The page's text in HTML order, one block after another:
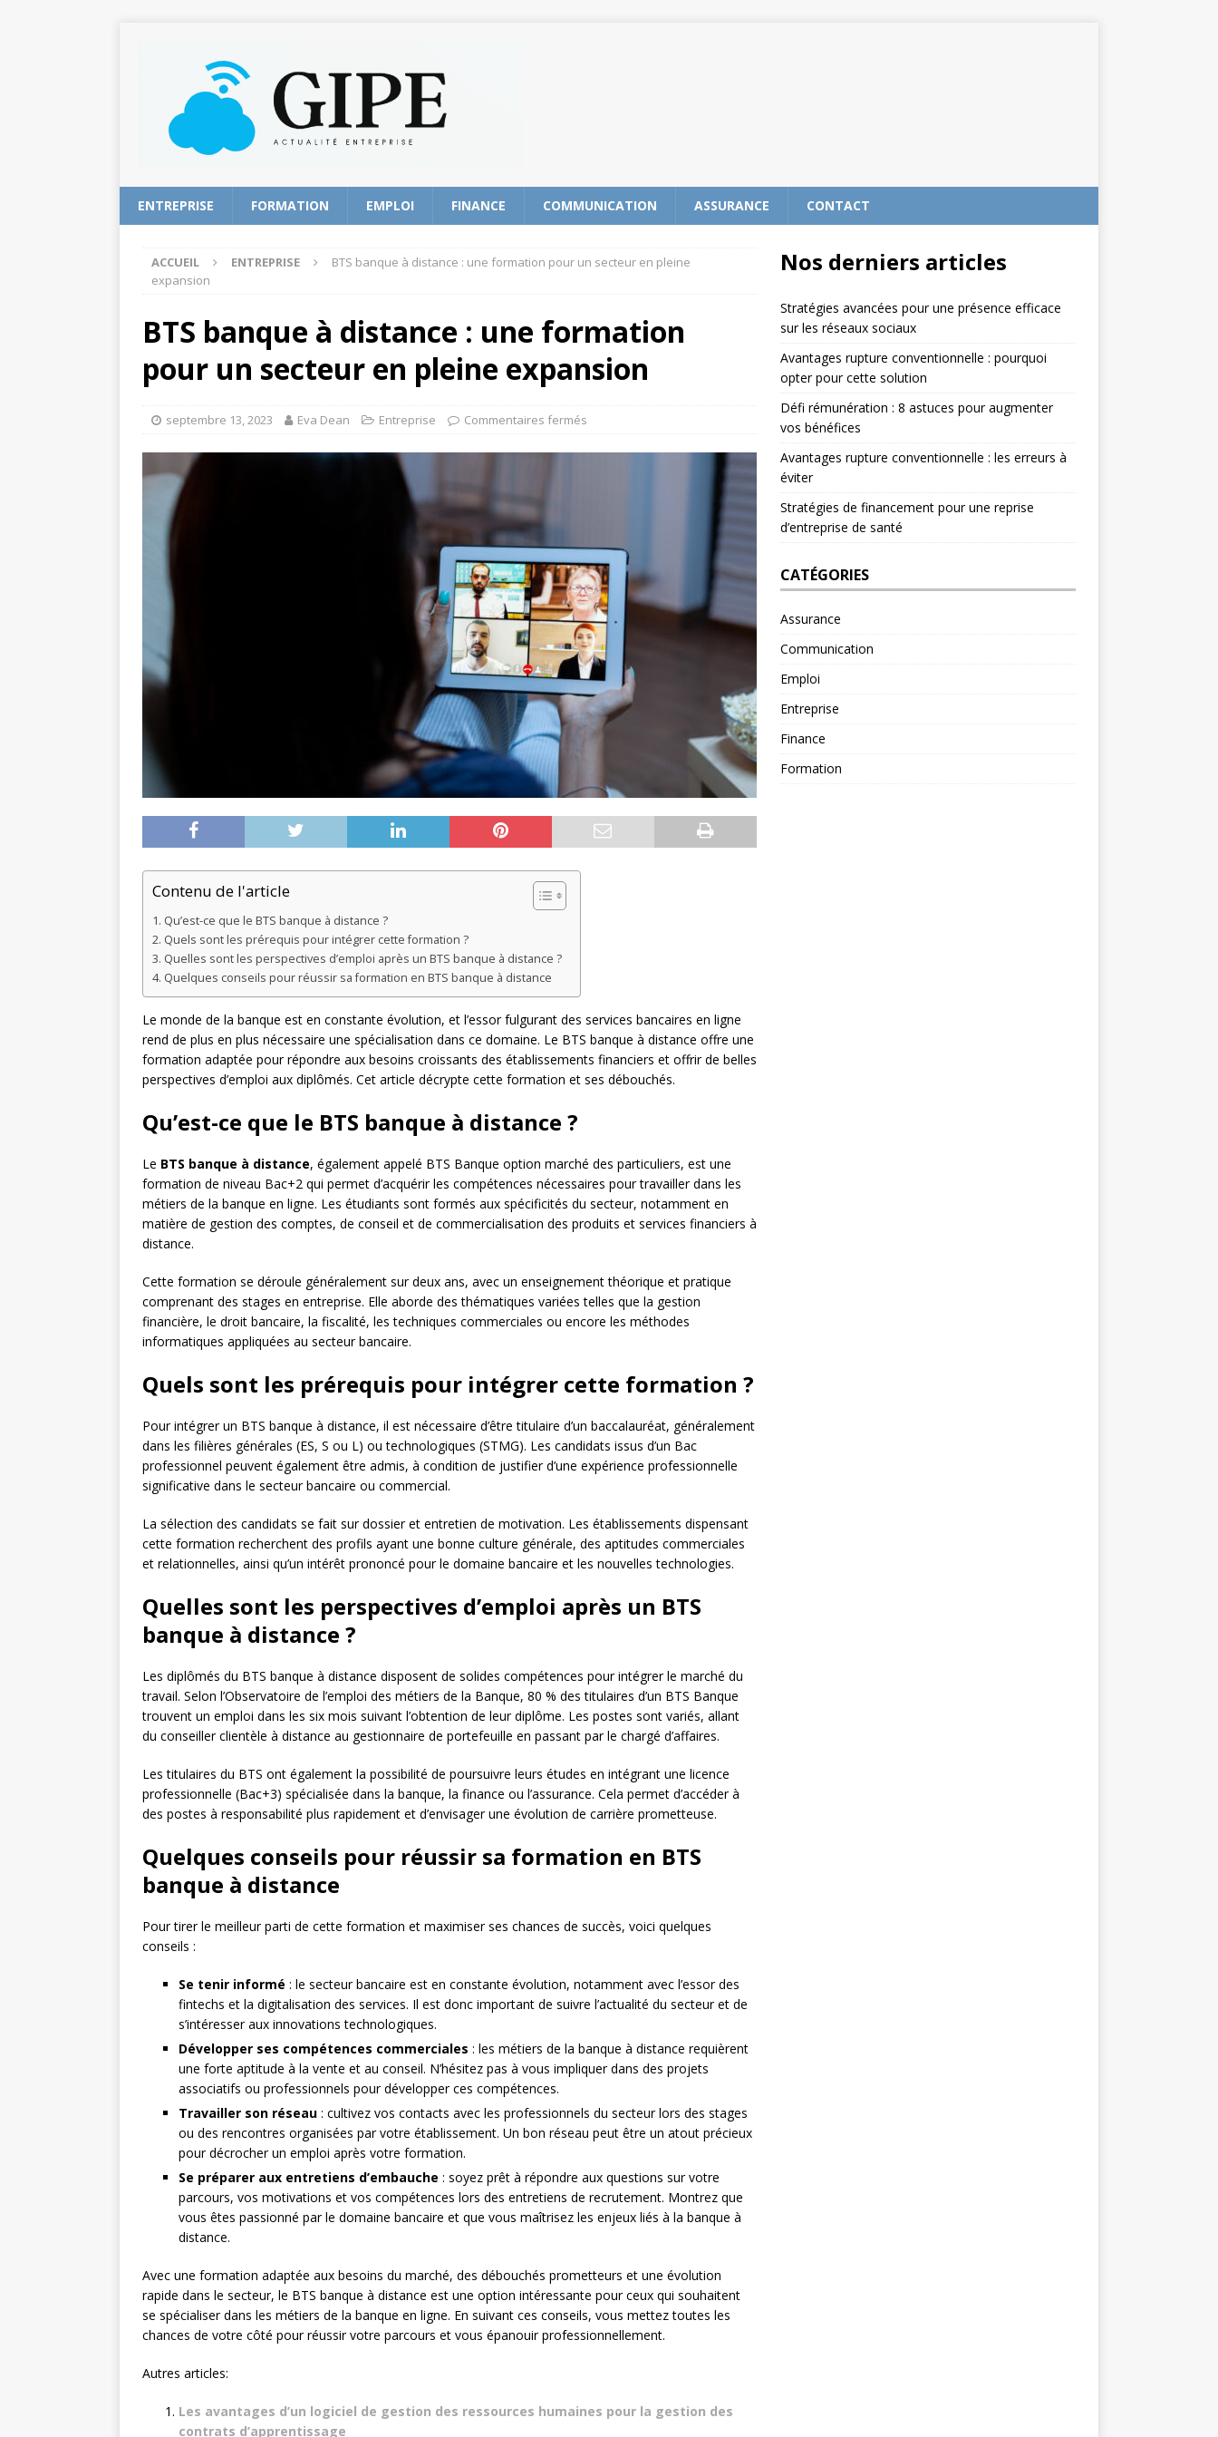
ENTREPRISE FORMATION EMPLOI FINANCE COMMUNICATION ASSURANCE CONTACT
ACCUEIL ENTREPRISE
BTS banque à distance : une formation pour un secteur en pleine
expansion
BTS banque à distance : une formation
pour un secteur en pleine expansion
septembre 13, 2023 Eva Dean Entreprise Commentaires fermés
Contenu de l'article
Qu’est-ce que le BTS banque à distance ?
Quels sont les prérequis pour intégrer cette formation ?
Quelles sont les perspectives d’emploi après un BTS banque à distance ?
Quelques conseils pour réussir sa formation en BTS banque à distance
Le monde de la banque est en constante évolution, et l’essor fulgurant des services bancaires en ligne
rend de plus en plus nécessaire une spécialisation dans ce domaine. Le BTS banque à distance offre une
formation adaptée pour répondre aux besoins croissants des établissements financiers et offrir de belles
perspectives d’emploi aux diplômés. Cet article décrypte cette formation et ses débouchés.
Qu’est-ce que le BTS banque à distance ?
Le BTS banque à distance, également appelé BTS Banque option marché des particuliers, est une
formation de niveau Bac+2 qui permet d’acquérir les compétences nécessaires pour travailler dans les
métiers de la banque en ligne. Les étudiants sont formés aux spécificités du secteur, notamment en
matière de gestion des comptes, de conseil et de commercialisation des produits et services financiers à
distance.
Cette formation se déroule généralement sur deux ans, avec un enseignement théorique et pratique
comprenant des stages en entreprise. Elle aborde des thématiques variées telles que la gestion
financière, le droit bancaire, la fiscalité, les techniques commerciales ou encore les méthodes
informatiques appliquées au secteur bancaire.
Quels sont les prérequis pour intégrer cette formation ?
Pour intégrer un BTS banque à distance, il est nécessaire d’être titulaire d’un baccalauréat, généralement
dans les filières générales (ES, S ou L) ou technologiques (STMG). Les candidats issus d’un Bac
professionnel peuvent également être admis, à condition de justifier d’une expérience professionnelle
significative dans le secteur bancaire ou commercial.
La sélection des candidats se fait sur dossier et entretien de motivation. Les établissements dispensant
cette formation recherchent des profils ayant une bonne culture générale, des aptitudes commerciales
et relationnelles, ainsi qu’un intérêt prononcé pour le domaine bancaire et les nouvelles technologies.
Quelles sont les perspectives d’emploi après un BTS
banque à distance ?
Les diplômés du BTS banque à distance disposent de solides compétences pour intégrer le marché du
travail. Selon l’Observatoire de l’emploi des métiers de la Banque, 80 % des titulaires d’un BTS Banque
trouvent un emploi dans les six mois suivant l’obtention de leur diplôme. Les postes sont variés, allant
du conseiller clientèle à distance au gestionnaire de portefeuille en passant par le chargé d’affaires.
Les titulaires du BTS ont également la possibilité de poursuivre leurs études en intégrant une licence
professionnelle (Bac+3) spécialisée dans la banque, la finance ou l’assurance. Cela permet d’accéder à
des postes à responsabilité plus rapidement et d’envisager une évolution de carrière prometteuse.
Quelques conseils pour réussir sa formation en BTS
banque à distance
Pour tirer le meilleur parti de cette formation et maximiser ses chances de succès, voici quelques
conseils :
Se tenir informé : le secteur bancaire est en constante évolution, notamment avec l’essor des
fintechs et la digitalisation des services. Il est donc important de suivre l’actualité du secteur et de
s’intéresser aux innovations technologiques.
Développer ses compétences commerciales : les métiers de la banque à distance requièrent
une forte aptitude à la vente et au conseil. N’hésitez pas à vous impliquer dans des projets
associatifs ou professionnels pour développer ces compétences.
Travailler son réseau : cultivez vos contacts avec les professionnels du secteur lors des stages
ou des rencontres organisées par votre établissement. Un bon réseau peut être un atout précieux
pour décrocher un emploi après votre formation.
Se préparer aux entretiens d’embauche : soyez prêt à répondre aux questions sur votre
parcours, vos motivations et vos compétences lors des entretiens de recrutement. Montrez que
vous êtes passionné par le domaine bancaire et que vous maîtrisez les enjeux liés à la banque à
distance.
Avec une formation adaptée aux besoins du marché, des débouchés prometteurs et une évolution
rapide dans le secteur, le BTS banque à distance est une option intéressante pour ceux qui souhaitent
se spécialiser dans les métiers de la banque en ligne. En suivant ces conseils, vous mettez toutes les
chances de votre côté pour réussir votre parcours et vous épanouir professionnellement.
Autres articles:
Les avantages d’un logiciel de gestion des ressources humaines pour la gestion des
contrats d’apprentissage
Nos derniers articles
Stratégies avancées pour une présence efficace
sur les réseaux sociaux
Avantages rupture conventionnelle : pourquoi
opter pour cette solution
Défi rémunération : 8 astuces pour augmenter
vos bénéfices
Avantages rupture conventionnelle : les erreurs à
éviter
Stratégies de financement pour une reprise
d’entreprise de santé
CATÉGORIES
Assurance
Communication
Emploi
Entreprise
Finance
Formation